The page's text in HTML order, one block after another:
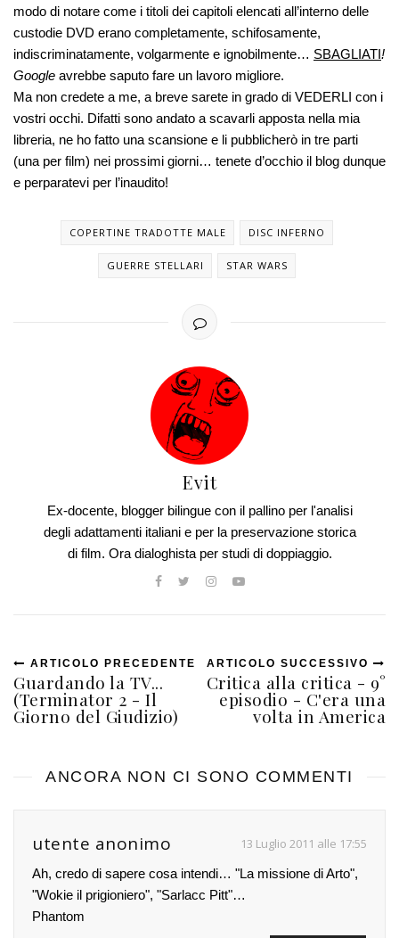
modo di notare come i titoli dei capitoli elencati all’interno delle
custodie DVD erano completamente, schifosamente,
indiscriminatamente, volgarmente e ignobilmente… SBAGLIATI!
Google avrebbe saputo fare un lavoro migliore.
Ma non credete a me, a breve sarete in grado di VEDERLI con i
vostri occhi. Difatti sono andato a scavarli apposta nella mia
libreria, ne ho fatto una scansione e li pubblicherò in tre parti
(una per film) nei prossimi giorni… tenete d’occhio il blog dunque
e perparatevi per l’inaudito!
COPERTINE TRADOTTE MALE DISC INFERNO
GUERRE STELLARI STAR WARS
Evit
Ex-docente, blogger bilingue con il pallino per l'analisi
degli adattamenti italiani e per la preservazione storica
di film. Ora dialoghista per studi di doppiaggio.
ARTICOLO PRECEDENTE
Guardando la TV...
(Terminator 2 - Il
Giorno del Giudizio)
ARTICOLO SUCCESSIVO
Critica alla critica - 9°
episodio - C'era una
volta in America
ANCORA NON CI SONO COMMENTI
utente anonimo 13 Luglio 2011 alle 17:55
Ah, credo di sapere cosa intendi… "La missione di Arto",
"Wokie il prigioniero", "Sarlacc Pitt"…
Phantom